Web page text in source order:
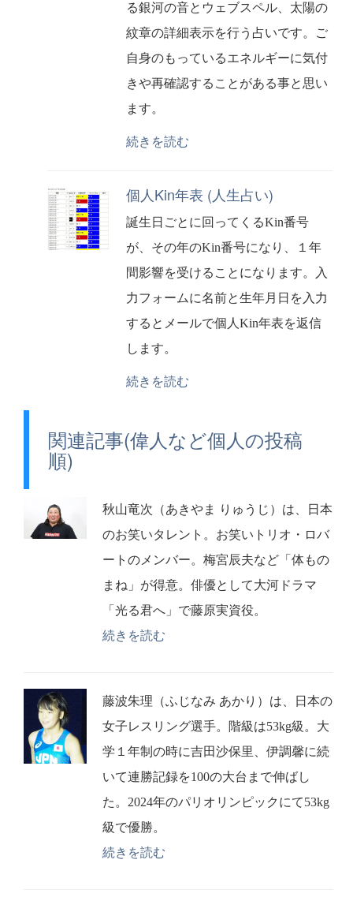
る銀河の音とウェブスペル、太陽の
紋章の詳細表示を行う占いです。ご
自身のもっているエネルギーに気付
きや再確認することがある事と思い
ます。
続きを読む
個人Kin年表 (人生占い)
誕生日ごとに回ってくるKin番号
が、その年のKin番号になり、１年
間影響を受けることになります。入
力フォームに名前と生年月日を入力
するとメールで個人Kin年表を返信
します。
続きを読む
関連記事(偉人など個人の投稿
順)
秋山竜次（あきやま りゅうじ）は、日本
のお笑いタレント。お笑いトリオ・ロバ
ートのメンバー。梅宮辰夫など「体もの
まね」が得意。俳優として大河ドラマ
「光る君へ」で藤原実資役。
続きを読む
藤波朱理（ふじなみ あかり）は、日本の
女子レスリング選手。階級は53kg級。大
学１年制の時に吉田沙保里、伊調馨に続
いて連勝記録を100の大台まで伸ばし
た。2024年のパリオリンピックにて53kg
級で優勝。
続きを読む